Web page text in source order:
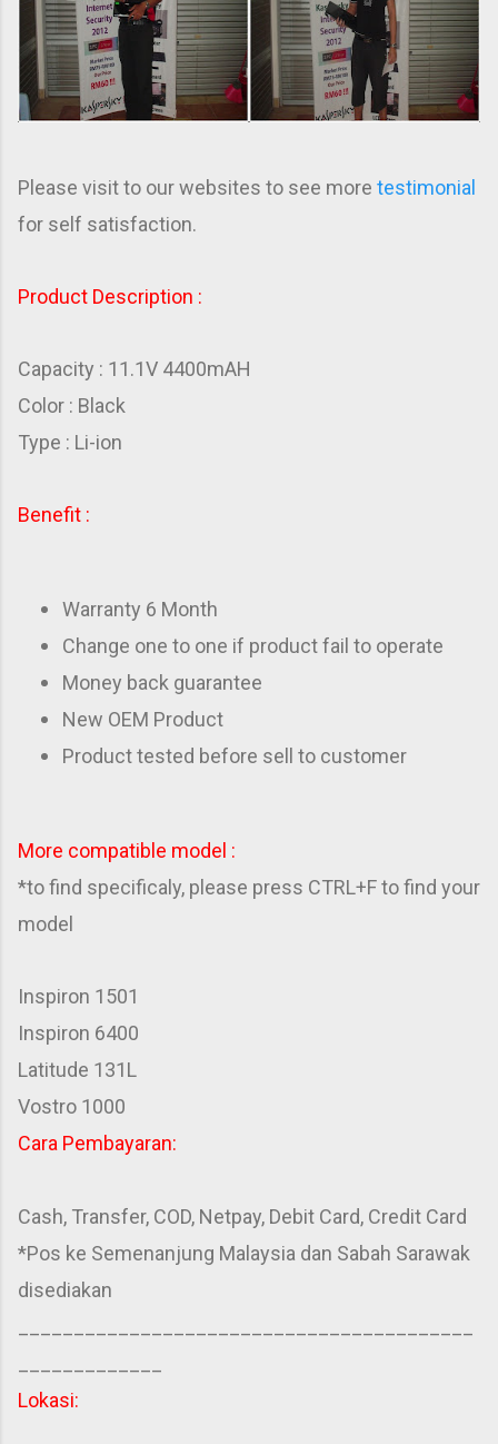
Please visit to our websites to see more testimonial
for self satisfaction.
Product Description :
Capacity : 11.1V 4400mAH
Color : Black
Type : Li-ion
Benefit :
Warranty 6 Month
Change one to one if product fail to operate
Money back guarantee
New OEM Product
Product tested before sell to customer
More compatible model :
*to find specificaly, please press CTRL+F to find your
model
Inspiron 1501
Inspiron 6400
Latitude 131L
Vostro 1000
Cara Pembayaran:
Cash, Transfer, COD, Netpay, Debit Card, Credit Card
*Pos ke Semenanjung Malaysia dan Sabah Sarawak
disediakan
Lokasi: